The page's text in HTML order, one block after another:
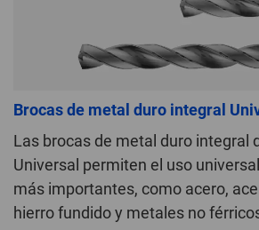
Brocas de metal duro integral
Las brocas de metal duro integral
Universal permiten el uso
más importantes, como acero,
hierro fundido y metales no